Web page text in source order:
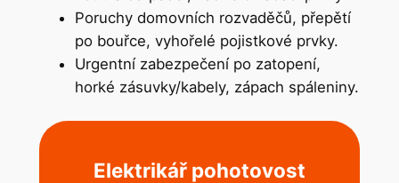
Poruchy domovních rozvaděčů, přepětí
po bouřce, vyhořelé pojistkové prvky.
Urgentní zabezpečení po zatopení,
horké zásuvky/kabely, zápach spáleniny.
Elektrikář pohotovost